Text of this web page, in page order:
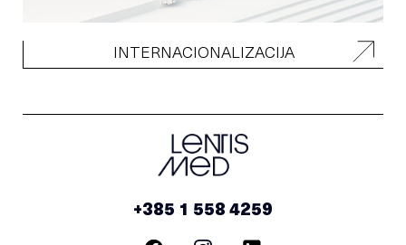
INTERNACIONALIZACIJA
+385 1 558 4259